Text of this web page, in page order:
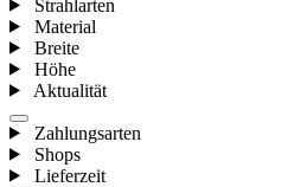
Strahlarten
Material
Breite
Höhe
Aktualität
Zahlungsarten
Shops
Lieferzeit